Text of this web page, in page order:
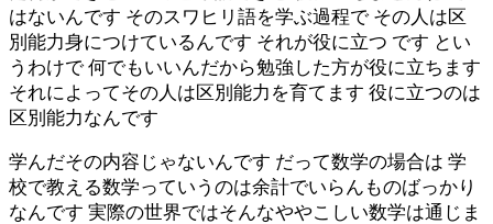
はないんです そのスワヒリ語を学ぶ過程で その人は区
別能力身につけているんです それが役に立つ です とい
うわけで 何でもいいんだから勉強した方が役に立ちます
それによってその人は区別能力を育てます 役に立つのは
区別能力なんです
学んだその内容じゃないんです だって数学の場合は 学
校で教える数学っていうのは余計でいらんものばっかり
なんです 実際の世界ではそんなややこしい数学は通じま